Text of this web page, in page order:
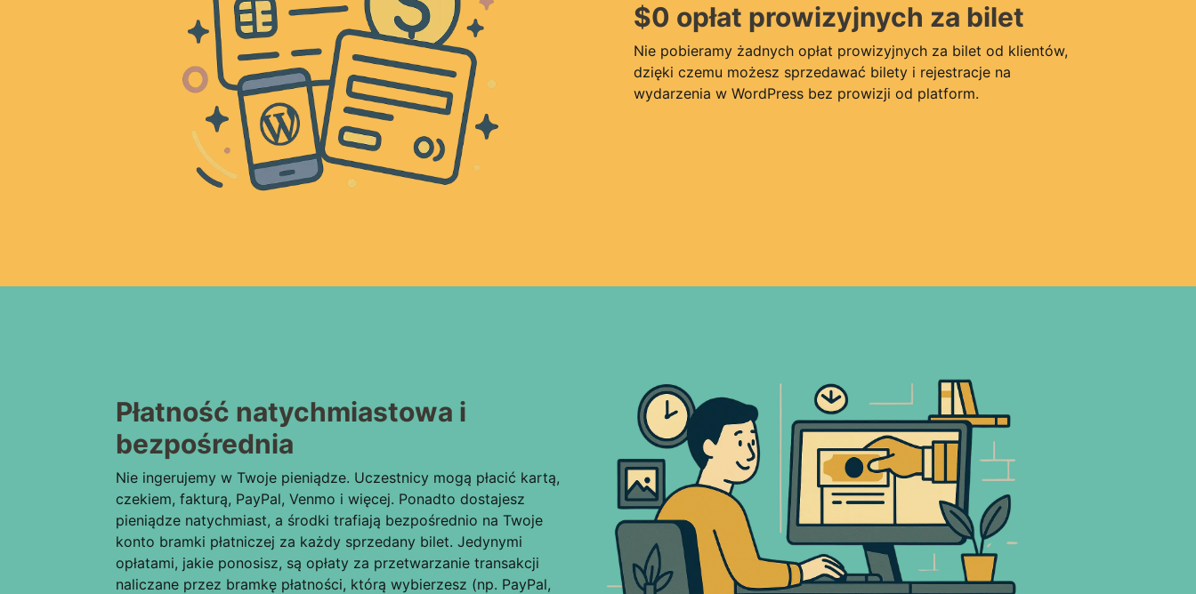
$0 opłat prowizyjnych za bilet
Nie pobieramy żadnych opłat prowizyjnych za bilet od klientów,
dzięki czemu możesz sprzedawać bilety i rejestracje na
wydarzenia w WordPress bez prowizji od platform.
Płatność natychmiastowa i
bezpośrednia
Nie ingerujemy w Twoje pieniądze. Uczestnicy mogą płacić kartą,
czekiem, fakturą, PayPal, Venmo i więcej. Ponadto dostajesz
pieniądze natychmiast, a środki trafiają bezpośrednio na Twoje
konto bramki płatniczej za każdy sprzedany bilet. Jedynymi
opłatami, jakie ponosisz, są opłaty za przetwarzanie transakcji
naliczane przez bramkę płatności, którą wybierzesz (np. PayPal,